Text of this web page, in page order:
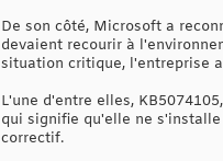
De son côté, Microsoft a
devaient recourir à
situation critique, l'entreprise
L'une d'entre elles,
qui signifie qu'elle ne
correctif.